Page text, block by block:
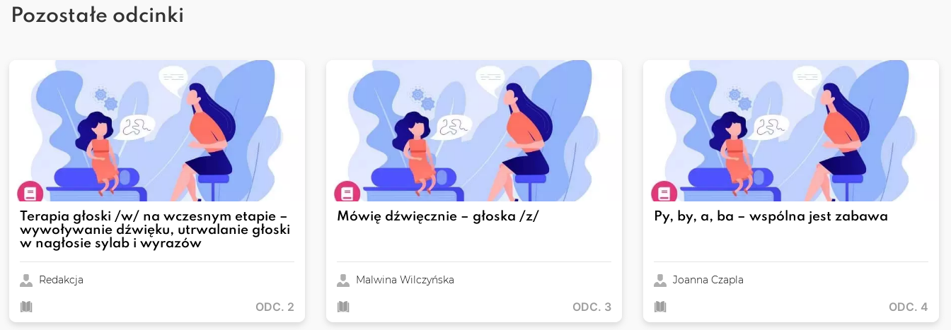
Pozostałe odcinki
Terapia głoski /w/ na wczesnym etapie –
wywoływanie dźwięku, utrwalanie głoski
w nagłosie sylab i wyrazów
Redakcja
ODC. 2
Mówię dźwięcznie – głoska /z/
Malwina Wilczyńska
ODC. 3
Py, by, a, ba – wspólna jest zabawa
Joanna Czapla
ODC. 4